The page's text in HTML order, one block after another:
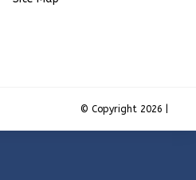
© Copyright 2026 |